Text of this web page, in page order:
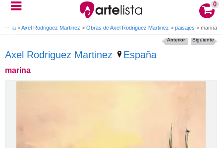
0
>Axel Rodriguez Martinez > Obras de Axel Rodriguez Martinez > paisajes > marina
Axel Rodriguez Martinez España
marina
Siguiente
Anterior